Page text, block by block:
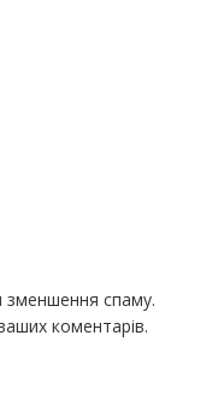
зменшення спаму.
коментарів.